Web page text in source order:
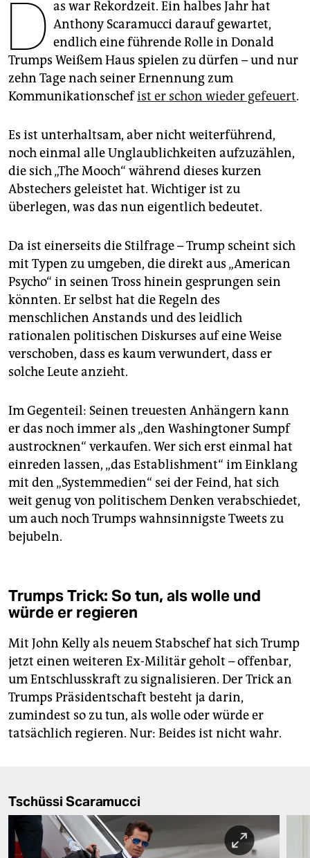
epaper login
D as war Rekordzeit. Ein halbes Jahr hat
Anthony Scaramucci darauf gewartet,
endlich eine führende Rolle in Donald
Trumps Weißem Haus spielen zu dürfen – und nur
zehn Tage nach seiner Ernennung zum
Kommunikationschefist er schon wieder gefeuert.
Es ist unterhaltsam, aber nicht weiterführend,
noch einmal alle Unglaublichkeiten aufzuzählen,
die sich „The Mooch“ während dieses kurzen
Abstechers geleistet hat. Wichtiger ist zu
überlegen, was das nun eigentlich bedeutet.
Da ist einerseits die Stilfrage – Trump scheint sich
mit Typen zu umgeben, die direkt aus „American
Psycho“ in seinen Tross hinein gesprungen sein
könnten. Er selbst hat die Regeln des
menschlichen Anstands und des leidlich
rationalen politischen Diskurses auf eine Weise
verschoben, dass es kaum verwundert, dass er
solche Leute anzieht.
Im Gegenteil: Seinen treuesten Anhängern kann
er das noch immer als „den Washingtoner Sumpf
austrocknen“ verkaufen. Wer sich erst einmal hat
einreden lassen, „das Establishment“ im Einklang
mit den „Systemmedien“ sei der Feind, hat sich
weit genug von politischem Denken verabschiedet,
um auch noch Trumps wahnsinnigste Tweets zu
bejubeln.
Trumps Trick: So tun, als wolle und
würde er regieren
Mit John Kelly als neuem Stabschef hat sich Trump
jetzt einen weiteren Ex-Militär geholt – offenbar,
um Entschlusskraft zu signalisieren. Der Trick an
Trumps Präsidentschaft besteht ja darin,
zumindest so zu tun, als wolle oder würde er
tatsächlich regieren. Nur: Beides ist nicht wahr.
Tschüssi Scaramucci